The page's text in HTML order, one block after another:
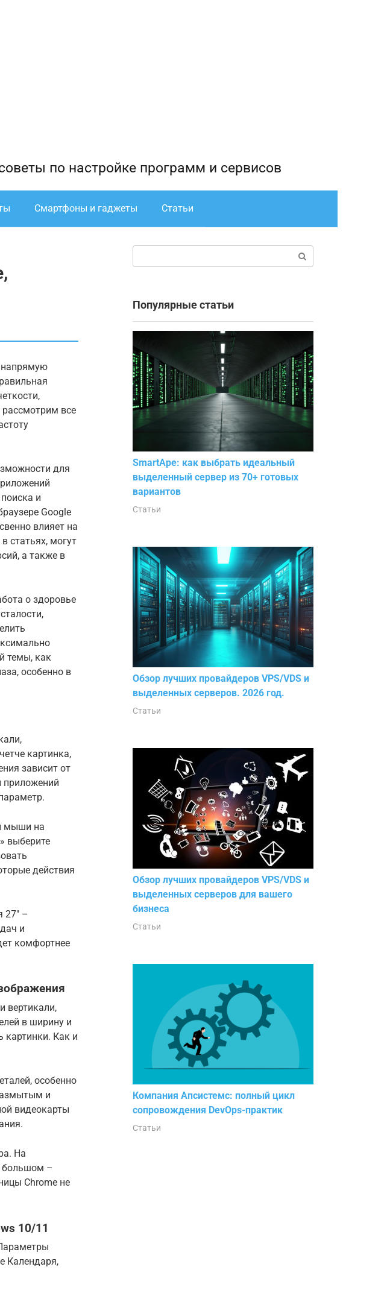
по настройке программ и сервисов
Смартфоны и гаджеты Статьи
напрямую
рассмотрим все
для
и
Google
влияет на
статьях, могут
а также в
о здоровье
темы, как
особенно в
картинка,
зависит от
приложений
мыши на
выберите
действия
27″ –
и
комфортнее
вертикали,
в ширину и
картинки. Как и
особенно
и
видеокарты
На
большом –
Chrome не
10/11
Календаря,
Популярные статьи
SmartApe: как выбрать идеальный
выделенный сервер из 70+ готовых
вариантов
Статьи
Обзор лучших провайдеров VPS/VDS и
выделенных серверов. 2026 год.
Статьи
Обзор лучших провайдеров VPS/VDS и
выделенных серверов для вашего
бизнеса
Статьи
Компания Апсистемс: полный цикл
сопровождения DevOps-практик
Статьи